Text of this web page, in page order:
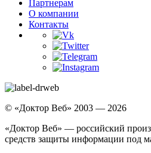
Партнерам
О компании
Контакты
© «Доктор Веб» 2003 — 2026
«Доктор Веб» — российский
средств защиты информации под